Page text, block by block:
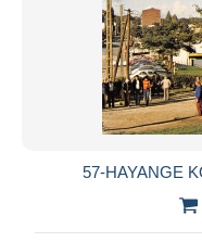
57-HAYANGE